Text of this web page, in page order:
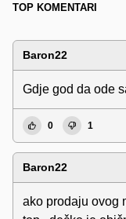
TOP KOMENTARI
Baron22
Gdje god da ode
0 1
Baron22
ako prodaju ovog